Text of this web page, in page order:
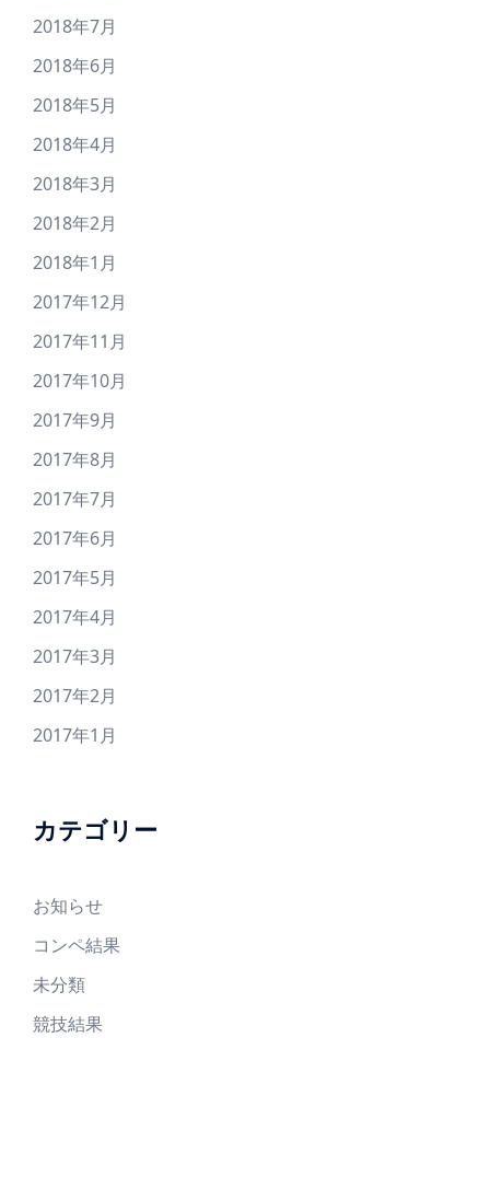
2018年7月
2018年6月
2018年5月
2018年4月
2018年3月
2018年2月
2018年1月
2017年12月
2017年11月
2017年10月
2017年9月
2017年8月
2017年7月
2017年6月
2017年5月
2017年4月
2017年3月
2017年2月
2017年1月
カテゴリー
お知らせ
コンペ結果
未分類
競技結果